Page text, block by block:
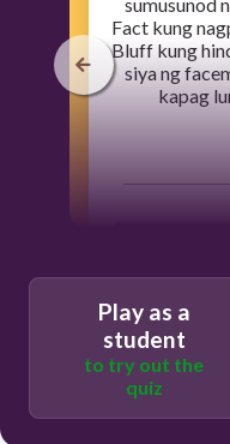
sumusunod
Fact kung
Bluff kung
siya ng
kapag
Play as a
student
to try out the
quiz